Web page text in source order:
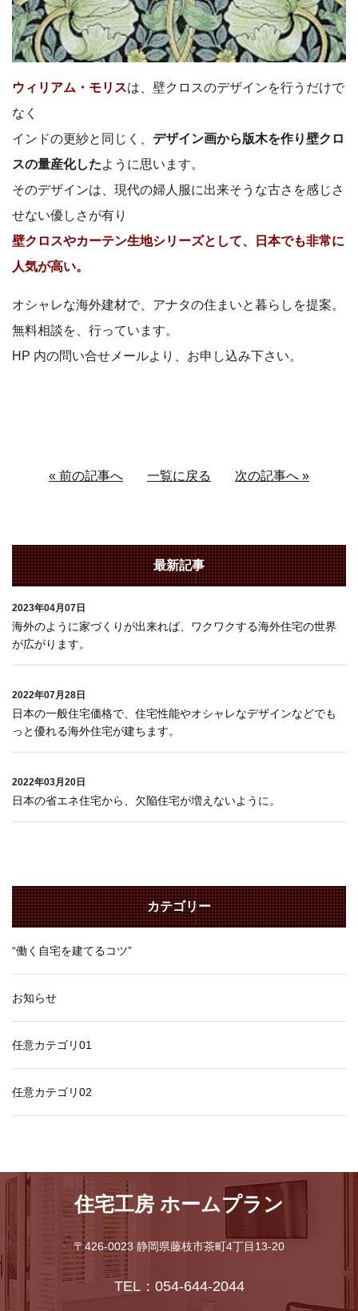
ウィリアム・モリスは、壁クロスのデザインを行うだけで
なく
インドの更紗と同じく、 デザイン画から版木を作り壁クロ
スの量産化したように思います。
そのデザインは、現代の婦人服に出来そうな古さを感じさ
せない優しさが有り
壁クロスやカーテン生地シリーズとして、日本でも非常に
人気が高い。
オシャレな海外建材で、アナタの住まいと暮らしを提案。
無料相談を、行っています。
HP 内の問い合せメールより、お申し込み下さい。
« 前の記事へ 一覧に戻る 次の記事へ »
最新記事
2023年04月07日
海外のように家づくりが出来れば、ワクワクする海外住宅の世界
が広がります。
2022年07月28日
日本の一般住宅価格で、住宅性能やオシャレなデザインなどでも
っと優れる海外住宅が建ちます。
2022年03月20日
日本の省エネ住宅から、欠陥住宅が増えないように。
カテゴリー
“働く自宅を建てるコツ”
お知らせ
任意カテゴリ01
任意カテゴリ02
住宅工房 ホームプラン
〒426-0023 静岡県藤枝市茶町4丁目13-20
TEL：054-644-2044